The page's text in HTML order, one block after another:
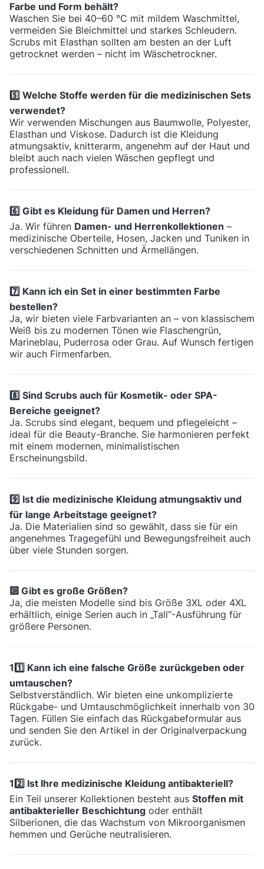
Farbe und Form behält?
Waschen Sie bei 40–60 °C mit mildem Waschmittel,
vermeiden Sie Bleichmittel und starkes Schleudern.
Scrubs mit Elasthan sollten am besten an der Luft
getrocknet werden – nicht im Wäschetrockner.
5️⃣ Welche Stoffe werden für die medizinischen Sets
verwendet?
Wir verwenden Mischungen aus Baumwolle, Polyester,
Elasthan und Viskose. Dadurch ist die Kleidung
atmungsaktiv, knitterarm, angenehm auf der Haut und
bleibt auch nach vielen Wäschen gepflegt und
professionell.
6️⃣ Gibt es Kleidung für Damen und Herren?
Ja. Wir führen Damen- und Herrenkollektionen –
medizinische Oberteile, Hosen, Jacken und Tuniken in
verschiedenen Schnitten und Ärmellängen.
7️⃣ Kann ich ein Set in einer bestimmten Farbe
bestellen?
Ja, wir bieten viele Farbvarianten an – von klassischem
Weiß bis zu modernen Tönen wie Flaschengrün,
Marineblau, Puderrosa oder Grau. Auf Wunsch fertigen
wir auch Firmenfarben.
8️⃣ Sind Scrubs auch für Kosmetik- oder SPA-
Bereiche geeignet?
Ja. Scrubs sind elegant, bequem und pflegeleicht –
ideal für die Beauty-Branche. Sie harmonieren perfekt
mit einem modernen, minimalistischen
Erscheinungsbild.
9️⃣ Ist die medizinische Kleidung atmungsaktiv und
für lange Arbeitstage geeignet?
Ja. Die Materialien sind so gewählt, dass sie für ein
angenehmes Tragegefühl und Bewegungsfreiheit auch
über viele Stunden sorgen.
🔟 Gibt es große Größen?
Ja, die meisten Modelle sind bis Größe 3XL oder 4XL
erhältlich, einige Serien auch in „Tall“-Ausführung für
größere Personen.
11️⃣ Kann ich eine falsche Größe zurückgeben oder
umtauschen?
Selbstverständlich. Wir bieten eine unkomplizierte
Rückgabe- und Umtauschmöglichkeit innerhalb von 30
Tagen. Füllen Sie einfach das Rückgabeformular aus
und senden Sie den Artikel in der Originalverpackung
zurück.
12️⃣ Ist Ihre medizinische Kleidung antibakteriell?
Ein Teil unserer Kollektionen besteht aus Stoffen mit
antibakterieller Beschichtung oder enthält
Silberionen, die das Wachstum von Mikroorganismen
hemmen und Gerüche neutralisieren.